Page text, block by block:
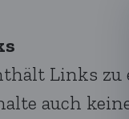
Links
auch